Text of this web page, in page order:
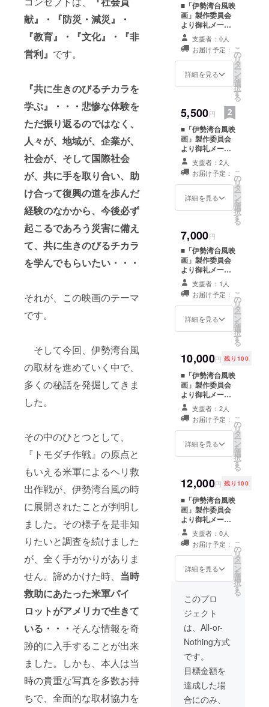
献』・『防災・減災』・
『教育』・『文化』・『非
営利』 です。
『共に生きのびるチカラを
学ぶ』・・・悲惨な体験を
ただ振り返るのではなく、
人々が、地域が、企業が、
社会が、そして国際社会
が、共に手を取り合い、助
け合って復興の道を歩んだ
経験のなかから、今後必ず
起こるであろう災害に備え
て、共に生きのびるチカラ
を学んでもらいたい・・・
それが、この映画のテーマ
です。
そして今回、伊勢湾台風
の取材を進めていく中で、
多くの秘話を発掘してきま
した。
その中のひとつとして、
『トモダチ作戦』の原点と
もいえる米軍によるヘリ救
出作戦が、伊勢湾台風の時
に展開されたことが判明し
ました。その様子を是非知
りたいと調査を続けました
が、全く手がかりがありま
せん。諦めかけた時、 当時
救助にあたった米軍パイ
ロットがアメリカで生きて
いる・・・ そんな情報を奇
跡的に入手することが出来
ました。しかも、本人は当
時の貴重な写真を多数お持
ちで、全面的な取材協力を
だまだ世の
中は広いと
実感)
・退職後
「伊勢湾台
風映画」製
作委員会
広報担当と
して関わる
■「伊勢湾台風映
画」製作委員会
より御礼メール
を差し上げま
す。 ■DVDを１
枚進呈いたしま
す。（ご自宅で
本編を鑑賞して
開後に発送いた
します。
支援者：0人
お届け予定：
詳細を見る
こ
の
リ
タ
ー
ン
を
選
択
す
る
5,500円
■「伊勢湾台風映
画」製作委員会
より御礼メール
を差し上げま
す。 ■鑑賞券を
１枚進呈いたし
ます。 ■監督、
プロデューサー
（CAMPFIRE限
定）
支援者：2人
お届け予定：
詳細を見る
こ
の
リ
タ
ー
ン
を
選
択
す
る
7,000円
■「伊勢湾台風映
画」製作委員会
より御礼メール
差し上げます。
■鑑賞券を1枚進
呈いたします。
■パンフレットを
進呈いたしま
す。（1部 監督
イン入り） ■ポ
スターを進呈い
たします。（1
部 A1サイズを
予定 監督もし
くはプロデュー
サーのサイン入
り）
支援者：1人
お届け予定：
詳細を見る
こ
の
リ
タ
ー
ン
を
選
択
す
る
10,000円 残り100
■「伊勢湾台風映
画」製作委員会
より御礼メール
を差し上げま
す。 ■鑑賞券を1
枚進呈いたしま
す。 ■パンフ
レットを進呈い
サーのサイン入
り） ■ポスター
を進呈いたしま
す。（1部 A1
サイズを予定
監督もしくはプ
ロデューサーの
サイン入り）
■DVDを1枚進呈
いたします。
だけます）
※DVDに関しま
しては、劇場公
開後に発送いた
します。
支援者：2人
お届け予定：
詳細を見る
こ
の
リ
タ
ー
ン
を
選
択
す
る
12,000円 残り100
■「伊勢湾台風映
画」製作委員会
より御礼メール
を差し上げま
す。 ■DVDを１
枚進呈いたしま
す。（ご自宅で
本編を鑑賞して
しては、劇場公
開後に発送いた
します。 ■エン
ドロールにお名
前を掲載（企業
名、団体名、個
人名など） ※掲
載枠には限りが
あります。100
人限定とさせて
いただきます。
支援者：0人
お届け予定：
詳細を見る
こ
の
リ
タ
ー
ン
を
選
択
す
る
このプロ
ジェクト
は、All-or-
Nothing方式
です。
目標金額を
達成した場
合にのみ、